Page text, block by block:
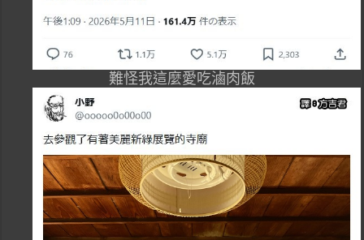
難怪我這麼愛吃滷肉飯